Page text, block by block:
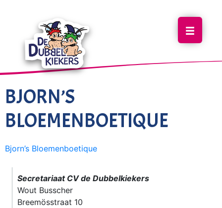
BJORN’S
BLOEMENBOETIQUE
Bjorn’s Bloemenboetique
Secretariaat CV de Dubbelkiekers
Wout Busscher
Breemösstraat 10